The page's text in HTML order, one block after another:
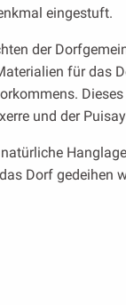
eingestuft.
der
für
und der
Dorf